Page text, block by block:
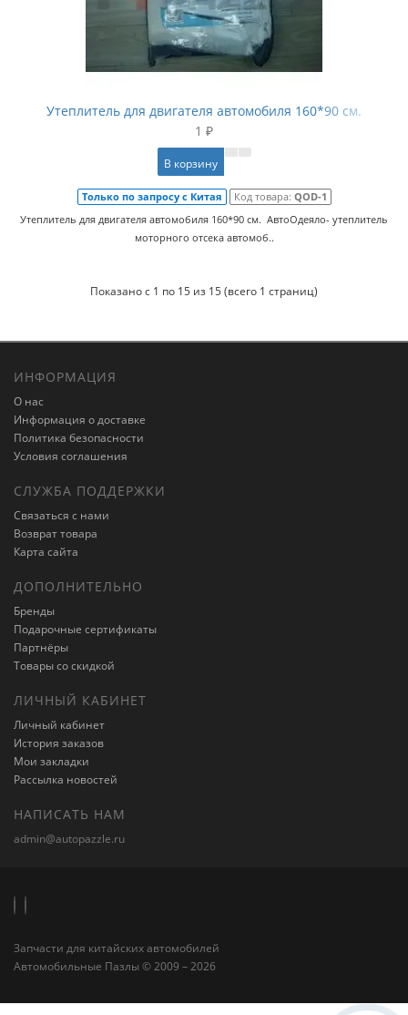
Утеплитель для двигателя автомобиля 160*90 см.
1 ₽
В корзину
Только по запросу с Китая Код товара: QOD-1
Утеплитель для двигателя автомобиля 160*90 см. АвтоОдеяло- утеплитель
моторного отсека автомоб..
Показано с 1 по 15 из 15 (всего 1 страниц)
ИНФОРМАЦИЯ
О нас
Информация о доставке
Политика безопасности
Условия соглашения
СЛУЖБА ПОДДЕРЖКИ
Связаться с нами
Возврат товара
Карта сайта
ДОПОЛНИТЕЛЬНО
Бренды
Подарочные сертификаты
Партнёры
Товары со скидкой
ЛИЧНЫЙ КАБИНЕТ
Личный кабинет
История заказов
Мои закладки
Рассылка новостей
НАПИСАТЬ НАМ
admin@autopazzle.ru
Запчасти для китайских автомобилей
Автомобильные Пазлы © 2009 – 2026